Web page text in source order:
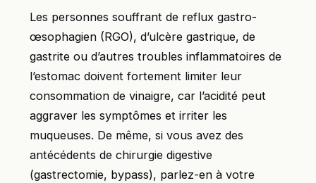
Les personnes souffrant de reflux gastro-
œsophagien (RGO), d’ulcère gastrique, de
gastrite ou d’autres troubles inflammatoires de
l’estomac doivent fortement limiter leur
consommation de vinaigre, car l’acidité peut
aggraver les symptômes et irriter les
muqueuses. De même, si vous avez des
antécédents de chirurgie digestive
(gastrectomie, bypass), parlez-en à votre